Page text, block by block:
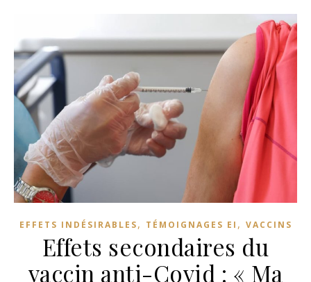
EFFETS INDÉSIRABLES, TÉMOIGNAGES EI , VACCINS
Effets secondaires du
vaccin anti-Covid : « Ma